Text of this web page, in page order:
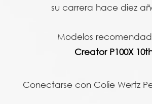
su carrera hace diez
Modelos
Creator P100X
Conectarse con Colie Wertz